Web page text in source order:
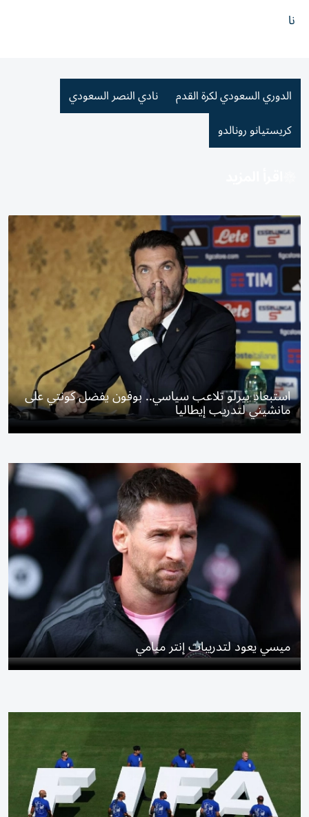
نا
الدوري السعودي لكرة القدم
نادي النصر السعودي
كريستيانو رونالدو
استبعاد بيرلو تلاعب سياسي.. بوفون يفضل كونتي على
مانشيني لتدريب إيطاليا
ميسي يعود لتدريبات إنتر ميامي